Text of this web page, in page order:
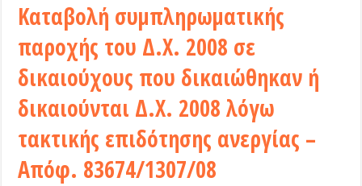
Καταβολή συμπληρωματικής
παροχής του Δ.Χ. 2008 σε
δικαιούχους που δικαιώθηκαν ή
δικαιούνται Δ.Χ. 2008 λόγω
τακτικής επιδότησης ανεργίας –
Απόφ. 83674/1307/08